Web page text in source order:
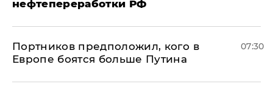
нефтепереработки РФ
Портников предположил, кого в
Европе боятся больше Путина
07:30